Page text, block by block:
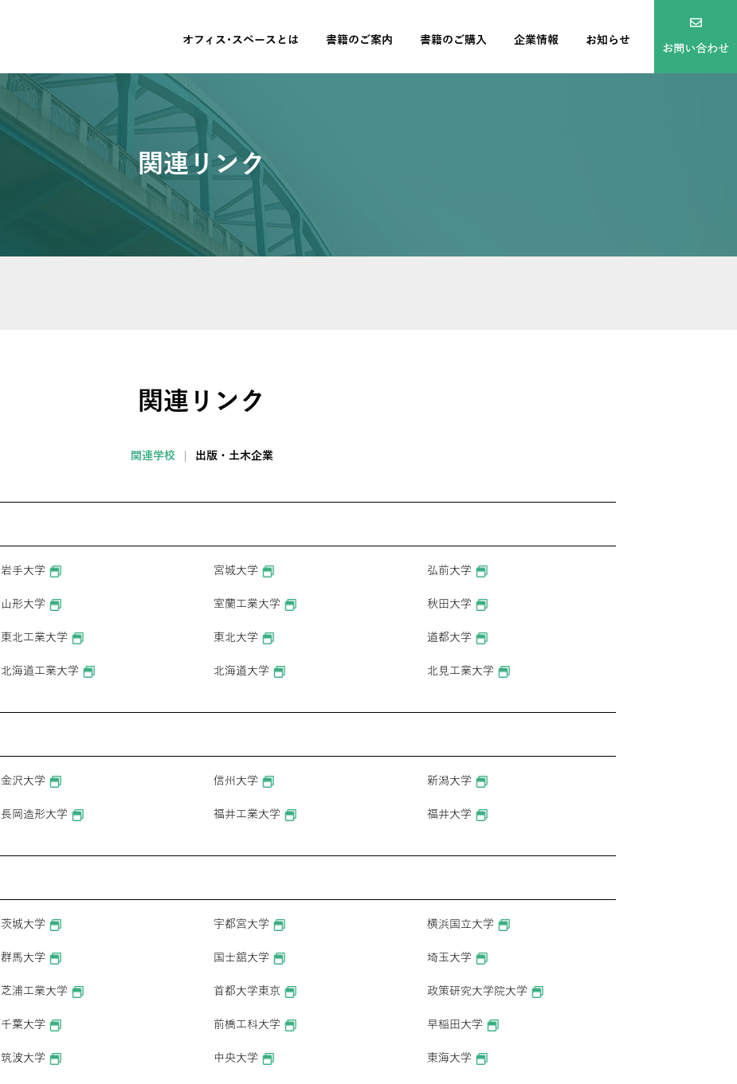
オフィス･スペースとは 書籍のご案内 書籍のご購入 企業情報 お知らせ
お問い合わせ
関連リンク
関連リンク
関連学校 出版・土木企業
岩手大学 宮城大学 弘前大学
山形大学 室蘭工業大学 秋田大学
東北工業大学 東北大学 道都大学
北海道工業大学 北海道大学 北見工業大学
金沢大学 信州大学 新潟大学
長岡造形大学 福井工業大学 福井大学
茨城大学 宇都宮大学 横浜国立大学
群馬大学 国士舘大学 埼玉大学
芝浦工業大学 首都大学東京 政策研究大学院大学
千葉大学 前橋工科大学 早稲田大学
筑波大学 中央大学 東海大学